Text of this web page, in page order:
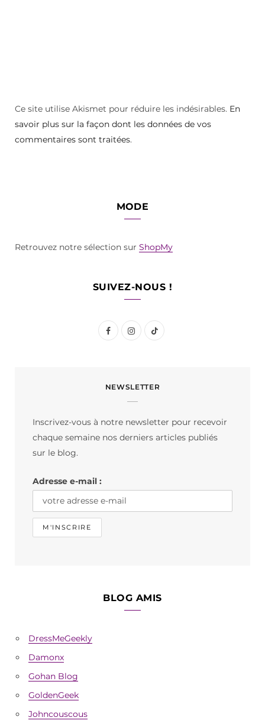
Ce site utilise Akismet pour réduire les indésirables. En
savoir plus sur la façon dont les données de vos
commentaires sont traitées.
MODE
Retrouvez notre sélection sur ShopMy
SUIVEZ-NOUS !
F
e
I
t
m
T
T
NEWSLETTER
Inscrivez-vous à notre newsletter pour recevoir
chaque semaine nos derniers articles publiés
sur le blog.
Adresse e-mail :
BLOG AMIS
DressMeGeekly
Damonx
Gohan Blog
GoldenGeek
Johncouscous